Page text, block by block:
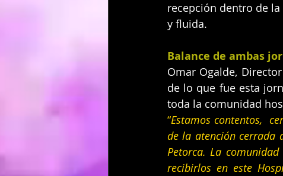
recepción dentro de
y fluida.
Balance de ambas
Omar Ogalde,
de lo que fue esta
toda la comunidad
“Estamos contentos,
de la atención cerrada
Petorca. La
recibirlos en este